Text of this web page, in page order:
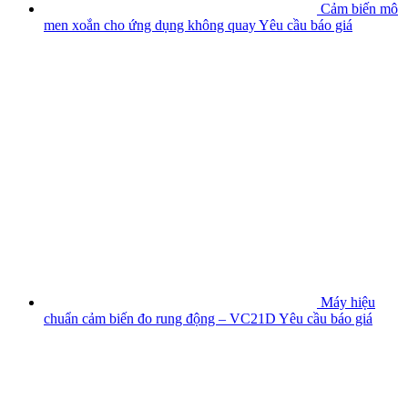
Cảm biến mô
men xoắn cho ứng dụng không quayYêu cầu báo giá
Máy hiệu
chuẩn cảm biến đo rung động – VC21D Yêu cầu báo giá